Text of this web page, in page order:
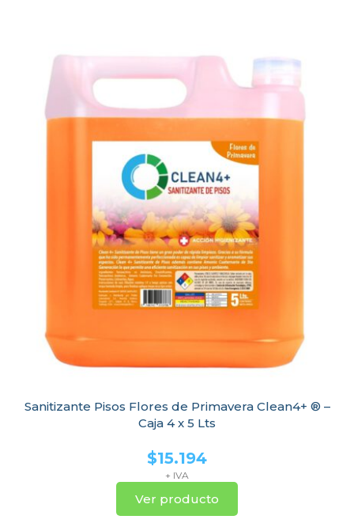
Sanitizante Pisos Flores de Primavera Clean4+ ® –
Caja 4 x 5 Lts
$15.194
+ IVA
Ver producto